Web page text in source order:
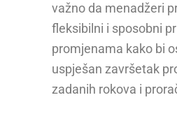
važno da menadžeri
fleksibilni i sposobni
promjenama kako bi
uspješan završetak
zadanih rokova i